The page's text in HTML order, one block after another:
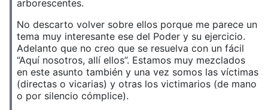
arborescentes.
No descarto volver sobre ellos porque me parece un
tema muy interesante ese del Poder y su ejercicio.
Adelanto que no creo que se resuelva con un fácil
“Aquí nosotros, allí ellos”. Estamos muy mezclados
en este asunto también y una vez somos las víctimas
(directas o vicarias) y otras los victimarios (de mano
o por silencio cómplice).